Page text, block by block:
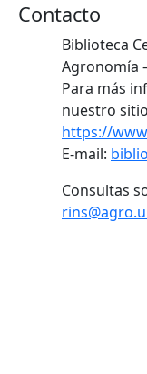
Contacto
Biblioteca
Agronomía
Para más
nuestro
https://
E-mail:
Consultas